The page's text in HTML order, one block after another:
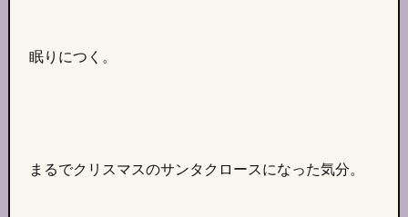
眠りにつく。
まるでクリスマスのサンタクロースになった気分。